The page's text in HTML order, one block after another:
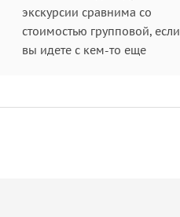
экскурсии сравнима со
стоимостью групповой, если
вы идете с кем-то еще